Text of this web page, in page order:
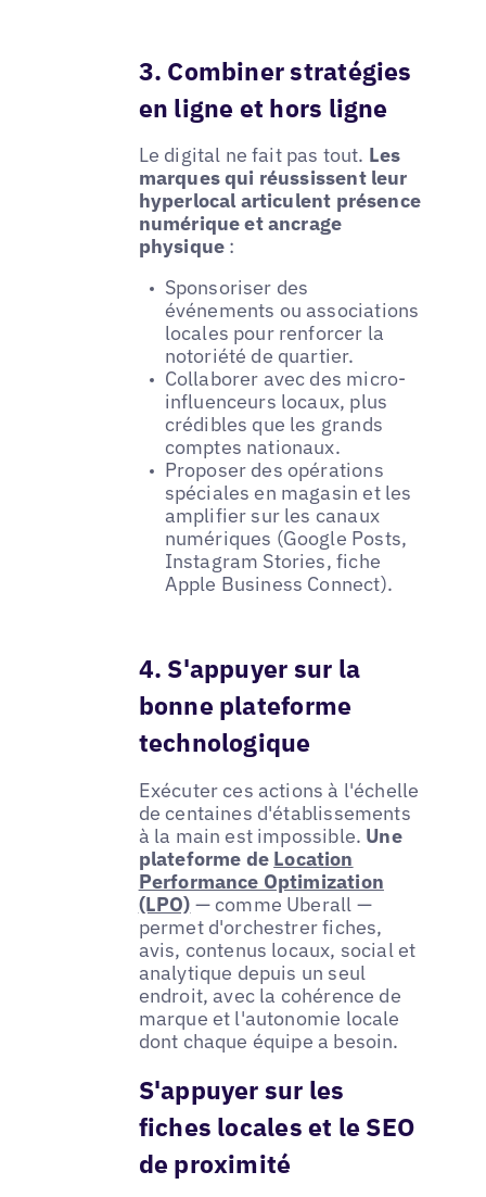
3. Combiner stratégies
en ligne et hors ligne
Le digital ne fait pas tout. Les
marques qui réussissent leur
hyperlocal articulent présence
numérique et ancrage
physique :
Sponsoriser des
événements ou associations
locales pour renforcer la
notoriété de quartier.
Collaborer avec des micro-
influenceurs locaux, plus
crédibles que les grands
comptes nationaux.
Proposer des opérations
spéciales en magasin et les
amplifier sur les canaux
numériques (Google Posts,
Instagram Stories, fiche
Apple Business Connect).
4. S'appuyer sur la
bonne plateforme
technologique
Exécuter ces actions à l'échelle
de centaines d'établissements
à la main est impossible. Une
plateforme de Location
Performance Optimization
(LPO) — comme Uberall —
permet d'orchestrer fiches,
avis, contenus locaux, social et
analytique depuis un seul
endroit, avec la cohérence de
marque et l'autonomie locale
dont chaque équipe a besoin.
S'appuyer sur les
fiches locales et le SEO
de proximité